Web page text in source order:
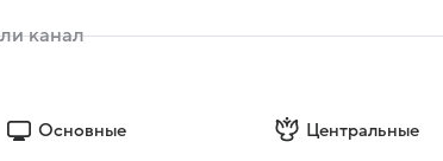
Основные Центральные